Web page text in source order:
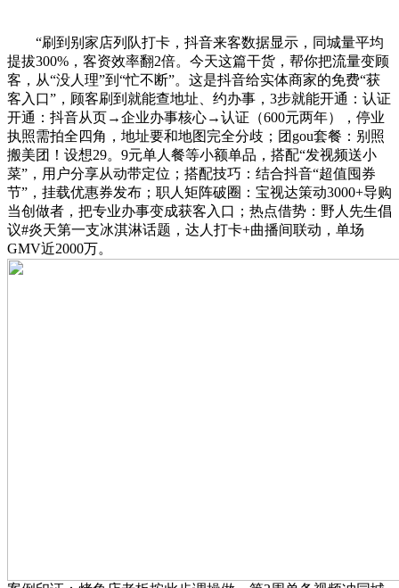
“刷到别家店列队打卡，抖音来客数据显示，同城量平均
提拔300%，客资效率翻2倍。今天这篇干货，帮你把流量变顾
客，从“没人理”到“忙不断”。这是抖音给实体商家的免费“获
客入口”，顾客刷到就能查地址、约办事，3步就能开通：认证
开通：抖音从页→企业办事核心→认证（600元两年），停业
执照需拍全四角，地址要和地图完全分歧；团gou套餐：别照
搬美团！设想29。9元单人餐等小额单品，搭配“发视频送小
菜”，用户分享从动带定位；搭配技巧：结合抖音“超值囤券
节”，挂载优惠券发布；职人矩阵破圈：宝视达策动3000+导购
当创做者，把专业办事变成获客入口；热点借势：野人先生倡
议#炎天第一支冰淇淋话题，达人打卡+曲播间联动，单场
GMV近2000万。